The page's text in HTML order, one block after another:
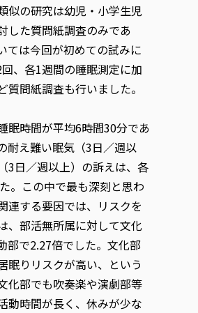
の研究は幼児・小学生児
した質問紙調査のみであ
ては今回が初めての試みに
、各1週間の睡眠測定に加
質問紙調査も行いました。
時間が平均6時間30分であ
耐え難い眠気（3日／週以
3日／週以上）の訴えは、各
。この中で最も深刻と思わ
連する要因では、リスクを
、部活無所属に対して文化
部で2.27倍でした。文化部
眠りリスクが高い、という
化部でも吹奏楽や演劇部等
動時間が長く、休みが少な